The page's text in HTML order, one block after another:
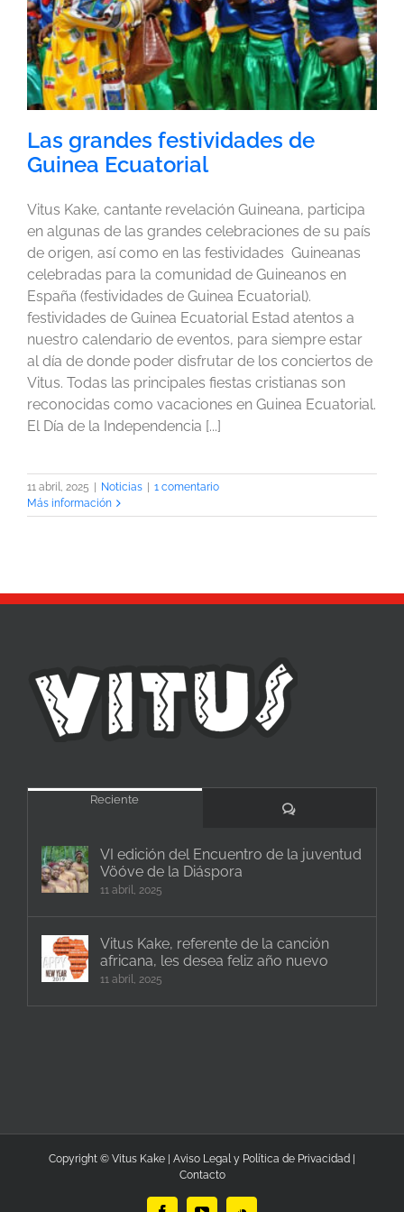
Las grandes festividades de
Guinea Ecuatorial
Vitus Kake, cantante revelación Guineana, participa
en algunas de las grandes celebraciones de su país
de origen, así como en las festividades Guineanas
celebradas para la comunidad de Guineanos en
España (festividades de Guinea Ecuatorial).
festividades de Guinea Ecuatorial Estad atentos a
nuestro calendario de eventos, para siempre estar
al día de donde poder disfrutar de los conciertos de
Vitus. Todas las principales fiestas cristianas son
reconocidas como vacaciones en Guinea Ecuatorial.
El Día de la Independencia [...]
11 abril, 2025 Noticias
1 comentario
Más información
Reciente
Comentarios
VI edición del Encuentro de la juventud
Vöóve de la Diáspora
11 abril, 2025
Vitus Kake, referente de la canción
africana, les desea feliz año nuevo
11 abril, 2025
Copyright © Vitus Kake | Aviso Legal y Política de Privacidad
Contacto